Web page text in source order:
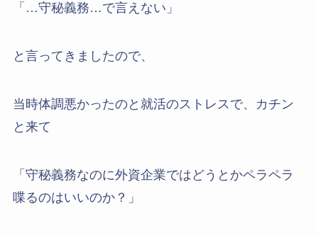
「…守秘義務…で言えない」
と言ってきましたので、
当時体調悪かったのと就活のストレスで、カチン
と来て
「守秘義務なのに外資企業ではどうとかペラペラ
喋るのはいいのか？」